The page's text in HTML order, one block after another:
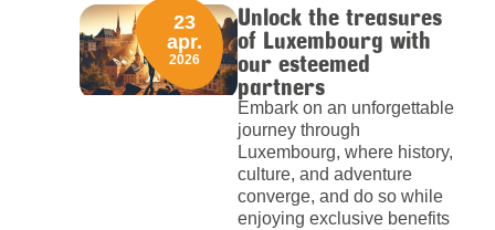
Unlock the treasures
of Luxembourg with
our esteemed
partners
Embark on an unforgettable
journey through
Luxembourg, where history,
culture, and adventure
converge, and do so while
enjoying exclusive benefits
23
apr.
2026